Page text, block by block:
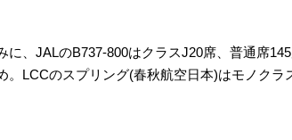
に、JALのB737-800はクラスJ20席、普通席
。LCCのスプリング(春秋航空日本)はモノクラ